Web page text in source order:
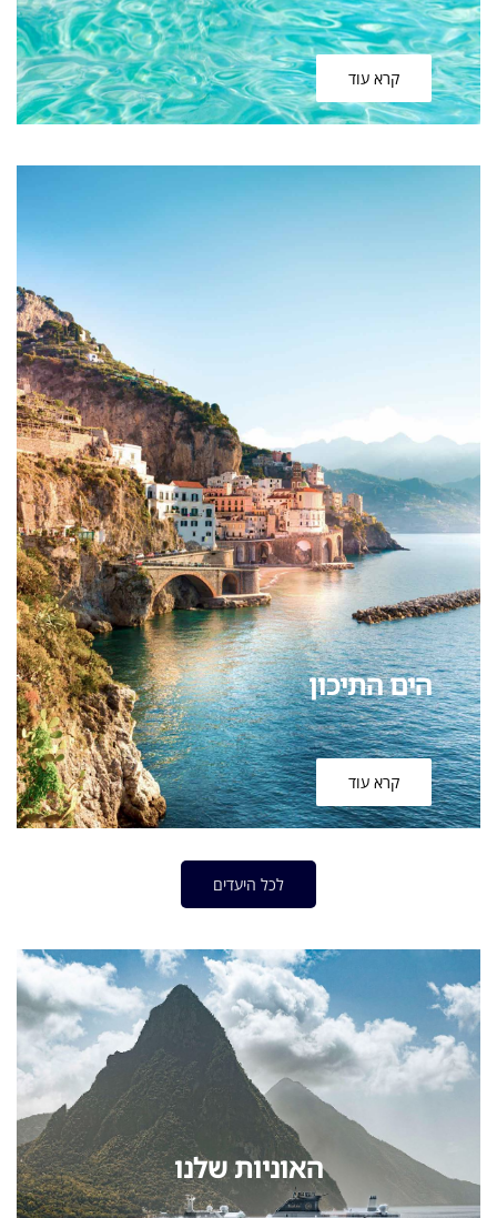
קרא עוד
הים התיכון
קרא עוד
לכל היעדים
האוניות שלנו